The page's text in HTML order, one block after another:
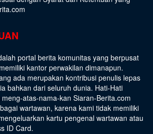
portal berita komunitas yang berpusat
kantor perwakilan dimanapun.
ada merupakan kontribusi penulis lepas
bahkan dari seluruh dunia. Hati-Hati
atas-nama-kan Siaran-Berita.com
wartawan, karena kami tidak memiliki
kartu pengenal wartawan atau
ID Card.